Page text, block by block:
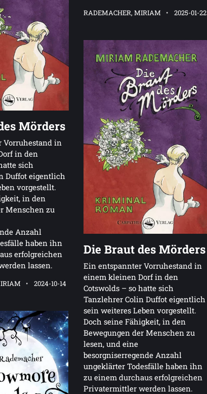
RADEMACHER, MIRIAM 2025-01-22
Mörders
Vorruhestand in
in den
sich
Duffot eigentlich
vorgestellt.
in den
Menschen zu
Anzahl
haben ihn
erfolgreichen
lassen.
2024-10-14
Die Braut des Mörders
Ein entspannter Vorruhestand in
einem kleinen Dorf in den
Cotswolds – so hatte sich
Tanzlehrer Colin Duffot eigentlich
sein weiteres Leben vorgestellt.
Doch seine Fähigkeit, in den
Bewegungen der Menschen zu
lesen, und eine
besorgniserregende Anzahl
ungeklärter Todesfälle haben ihn
zu einem durchaus erfolgreichen
Privatermittler werden lassen.